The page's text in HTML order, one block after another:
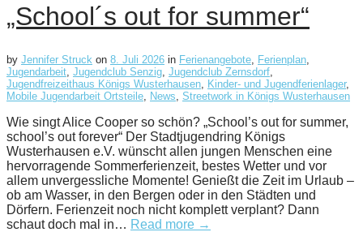
„School´s out for summer“
by Jennifer Struck on 8. Juli 2026 in Ferienangebote Ferienplan
Jugendarbeit Jugendclub Senzig Jugendclub Zernsdorf
Jugendfreizeithaus Königs Wusterhausen Kinder- und Jugendferienlager,
Mobile Jugendarbeit Ortsteile News Streetwork in Königs Wusterhausen
Wie singt Alice Cooper so schön? „School’s out for summer,
school’s out forever“ Der Stadtjugendring Königs
Wusterhausen e.V. wünscht allen jungen Menschen eine
hervorragende Sommerferienzeit, bestes Wetter und vor
allem unvergessliche Momente! Genießt die Zeit im Urlaub –
ob am Wasser, in den Bergen oder in den Städten und
Dörfern. Ferienzeit noch nicht komplett verplant? Dann
schaut doch mal in… Read more →